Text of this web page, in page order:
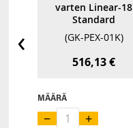
‹
varten Linear-18
Standard
(GK-PEX-01K)
516,13 €
MÄÄRÄ
− +